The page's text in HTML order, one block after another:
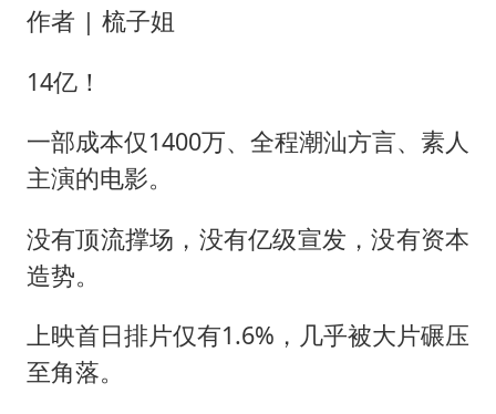
作者 | 梳子姐
14亿！
一部成本仅1400万、全程潮汕方言、素人
主演的电影。
没有顶流撑场，没有亿级宣发，没有资本
造势。
上映首日排片仅有1.6%，几乎被大片碾压
至角落。